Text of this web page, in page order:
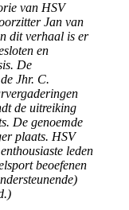
van HSV
Jan van
dit verhaal is er
en
De
Jhr. C.
de uitreiking
De genoemde
plaats. HSV
leden
beoefenen